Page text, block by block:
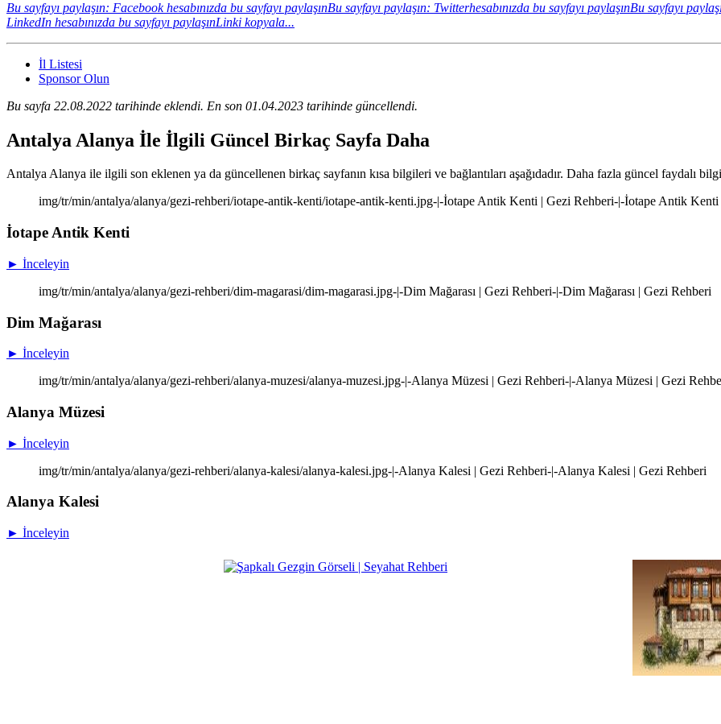
Bu sayfayı paylaşın: Facebook hesabınızda bu sayfayı paylaşınBu sayfayı paylaşın: Twitterhesabınızda bu sayfayı paylaşınBu sayfayı
LinkedIn hesabınızda bu sayfayı paylaşınLinki kopyala...
İl Listesi
Sponsor Olun
Bu sayfa 22.08.2022 tarihinde eklendi. En son 01.04.2023 tarihinde güncellendi.
Antalya Alanya İle İlgili Güncel Birkaç Sayfa Daha
Antalya Alanya ile ilgili son eklenen ya da güncellenen birkaç sayfanın kısa bilgileri ve bağlantıları aşağıdadır. Daha fazla güncel faydalı
img/tr/min/antalya/alanya/gezi-rehberi/iotape-antik-kenti/iotape-antik-kenti.jpg-|-İotape Antik Kenti | Gezi Rehberi-|-İotape Antik
İotape Antik Kenti
► İnceleyin
img/tr/min/antalya/alanya/gezi-rehberi/dim-magarasi/dim-magarasi.jpg-|-Dim Mağarası | Gezi Rehberi-|-Dim Mağarası | Gezi Rehberi
Dim Mağarası
► İnceleyin
img/tr/min/antalya/alanya/gezi-rehberi/alanya-muzesi/alanya-muzesi.jpg-|-Alanya Müzesi | Gezi Rehberi-|-Alanya Müzesi | Gezi
Alanya Müzesi
► İnceleyin
img/tr/min/antalya/alanya/gezi-rehberi/alanya-kalesi/alanya-kalesi.jpg-|-Alanya Kalesi | Gezi Rehberi-|-Alanya Kalesi | Gezi Rehberi
Alanya Kalesi
► İnceleyin